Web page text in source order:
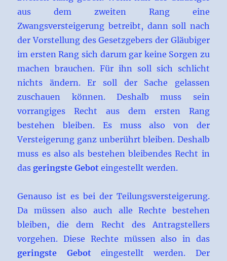
aus dem zweiten Rang eine
Zwangsversteigerung betreibt, dann soll nach
der Vorstellung des Gesetzgebers der Gläubiger
im ersten Rang sich darum gar keine Sorgen zu
machen brauchen. Für ihn soll sich schlicht
nichts ändern. Er soll der Sache gelassen
zuschauen können. Deshalb muss sein
vorrangiges Recht aus dem ersten Rang
bestehen bleiben. Es muss also von der
Versteigerung ganz unberührt bleiben. Deshalb
muss es also als bestehen bleibendes Recht in
das geringste Gebot eingestellt werden.
Genauso ist es bei der Teilungsversteigerung.
Da müssen also auch alle Rechte bestehen
bleiben, die dem Recht des Antragstellers
vorgehen. Diese Rechte müssen also in das
geringste Geboteingestellt werden. Der